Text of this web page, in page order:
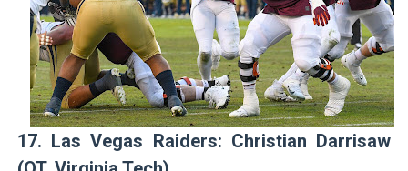
17. Las Vegas Raiders: Christian Darrisaw